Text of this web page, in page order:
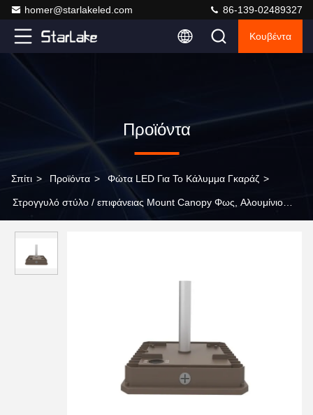
homer@starlakeled.com 86-139-02489327
Κουβέντα
Προϊόντα
Σπίτι > Προϊόντα > Φώτα LED Για Το Κάλυμμα Γκαράζ >
Στρογγυλό στύλο / επιφάνειας Mount Canopy Φως, Αλουμίνιο